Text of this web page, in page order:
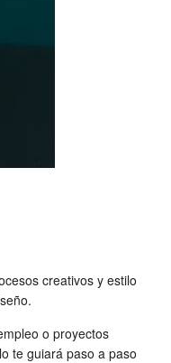
creativos y estilo
o proyectos
te guiará paso a paso